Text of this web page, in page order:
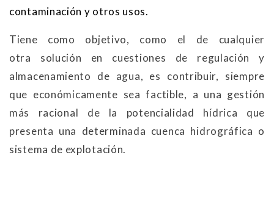
contaminación y otros usos.
Tiene como objetivo, como el de cualquier
otra solución en cuestiones de regulación y
almacenamiento de agua, es contribuir, siempre
que económicamente sea factible, a una gestión
más racional de la potencialidad hídrica que
presenta una determinada cuenca hidrográfica o
sistema de explotación.